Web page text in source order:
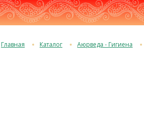
Главная Каталог Аюрведа - Гигиена